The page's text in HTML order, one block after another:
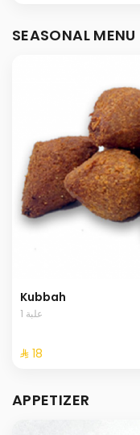
SEASONAL MENU
Kubbah
1 علبة
⁨⁦‪‬ 18⁩
APPETIZER